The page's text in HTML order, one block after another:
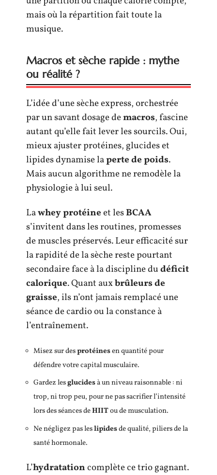
mais où la répartition fait toute la
musique.
Macros et sèche rapide : mythe
ou réalité ?
L’idée d’une sèche express, orchestrée
par un savant dosage demacros, fascine
autant qu’elle fait lever les sourcils. Oui,
mieux ajuster protéines, glucides et
lipides dynamise laperte de poids.
Mais aucun algorithme ne remodèle la
physiologie à lui seul.
Lawhey protéineet lesBCAA
s’invitent dans les routines, promesses
de muscles préservés. Leur efficacité sur
la rapidité de la sèche reste pourtant
secondaire face à la discipline dudéficit
calorique. Quant auxbrûleurs de
graisse, ils n’ont jamais remplacé une
séance de cardio ou la constance à
l’entraînement.
Misez sur desprotéinesen quantité pour
défendre votre capital musculaire.
Gardez lesglucidesà un niveau raisonnable : ni
trop, ni trop peu, pour ne pas sacrifier l’intensité
lors des séances deHIITou de musculation.
Ne négligez pas leslipidesde qualité, piliers de la
santé hormonale.
L’hydratationcomplète ce trio gagnant.